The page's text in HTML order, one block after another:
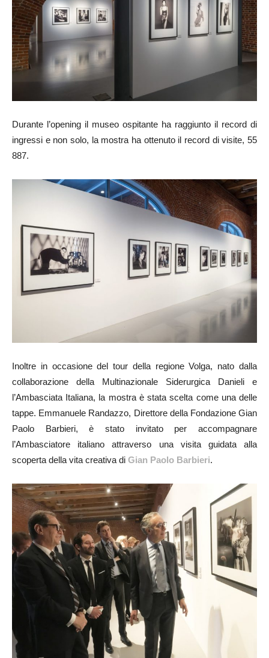
Durante l’opening il museo ospitante ha raggiunto il record di
ingressi e non solo, la mostra ha ottenuto il record di visite, 55
887.
Inoltre in occasione del tour della regione Volga, nato dalla
collaborazione della Multinazionale Siderurgica Danieli e
l’Ambasciata Italiana, la mostra è stata scelta come una delle
tappe. Emmanuele Randazzo, Direttore della Fondazione Gian
Paolo Barbieri, è stato invitato per accompagnare
l’Ambasciatore italiano attraverso una visita guidata alla
scoperta della vita creativa di Gian Paolo Barbieri.